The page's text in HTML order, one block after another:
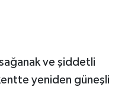
ve şiddetli
yeniden güneşli